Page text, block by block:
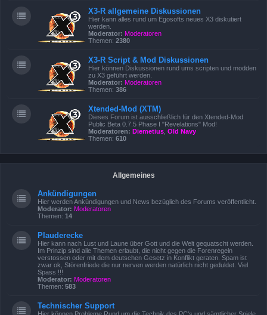
X3-R allgemeine Diskussionen
Hier kann alles rund um Egosofts neues X3 diskutiert
werden.
Moderator: Moderatoren
Themen: 2380
X3-R Script & Mod Diskussionen
Hier können Diskussionen rund ums scripten und modden
zu X3 geführt werden.
Moderator: Moderatoren
Themen: 386
Xtended-Mod (XTM)
Dieses Forum ist ausschließlich für den Xtended-Mod
Public Beta 0.7.5 Phase I "Revelations" Mod!
Moderatoren: Diemetius Old Navy
Themen: 610
Allgemeines
Ankündigungen
Hier werden Ankündigungen und News bezüglich des Forums veröffentlicht.
Moderator: Moderatoren
Themen: 14
Plauderecke
Hier kann nach Lust und Laune über Gott und die Welt gequatscht werden.
Im Prinzip sind alle Themen erlaubt, die nicht gegen die Forenregeln
verstossen oder mit dem deutschen Gesetz in Konflikt geraten. Spam ist
zwar ok, Störenfriede die nur nerven werden natürlich nicht geduldet. Viel
Spass !!!
Moderator: Moderatoren
Themen: 583
Technischer Support